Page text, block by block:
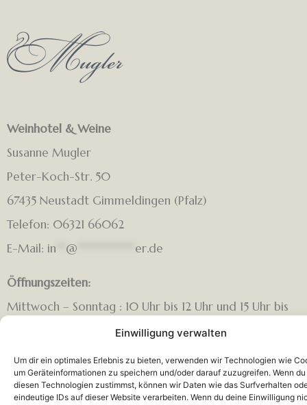
Einwilligung verwalten
Um dir ein optimales Erlebnis zu bieten, verwenden wir Technologien wie
um Geräteinformationen zu speichern und/oder darauf zuzugreifen. Wenn du
diesen Technologien zustimmst, können wir Daten wie das Surfverhalten
eindeutige IDs auf dieser Website verarbeiten. Wenn du deine Einwilligung
Weinhotel & Weine
Susanne Mugler
Peter-Koch-Str. 50
67435 Neustadt Gimmeldingen (Pfalz)
Telefon: 06321 66062
E-Mail: in @ er.de
Öffnungszeiten:
Mittwoch – Sonntag : 10 Uhr bis 12 Uhr und 15 Uhr bis
18 Uhr. Sonntag 10 Uhr – 13 Uhr.
Impressum AGBDatenschutzCookie-Richtlinie